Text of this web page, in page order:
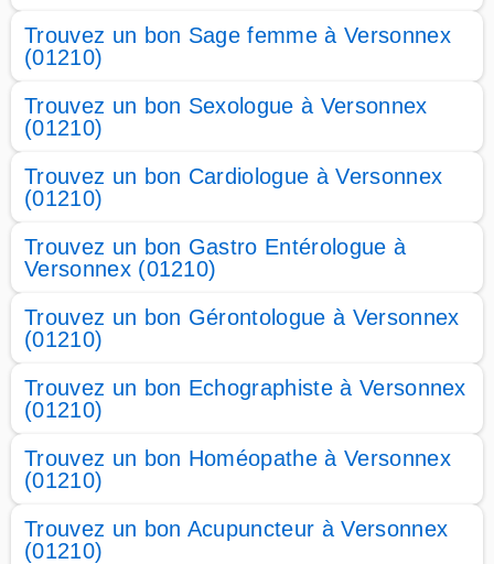
Trouvez un bon Sage femme à Versonnex
(01210)
Trouvez un bon Sexologue à Versonnex
(01210)
Trouvez un bon Cardiologue à Versonnex
(01210)
Trouvez un bon Gastro Entérologue à
Versonnex (01210)
Trouvez un bon Gérontologue à Versonnex
(01210)
Trouvez un bon Echographiste à Versonnex
(01210)
Trouvez un bon Homéopathe à Versonnex
(01210)
Trouvez un bon Acupuncteur à Versonnex
(01210)